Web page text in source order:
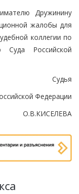
Дружинину
жалобы для
коллегии по
Суда Российской
Судья
Федерации
О.В.КИСЕЛЕВА